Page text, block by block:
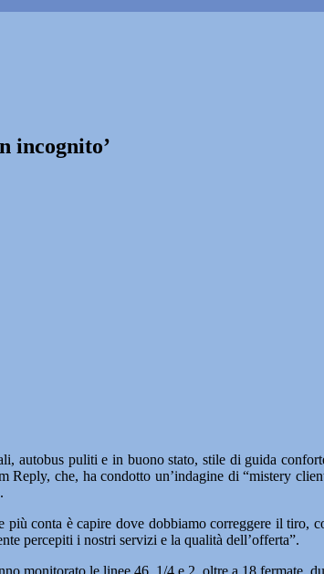
incognito’
autobus puliti e in buono stato, stile di guida
che, ha condotto un’indagine di “mistery
conta è capire dove dobbiamo correggere il
percepiti i nostri servizi e la qualità dell’offerta”.
monitorato le linee 46, 1/4 e 2, oltre a 18 fermate,